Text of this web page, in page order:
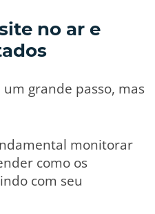
no ar e
grande passo, mas
monitorar
como os
com seu